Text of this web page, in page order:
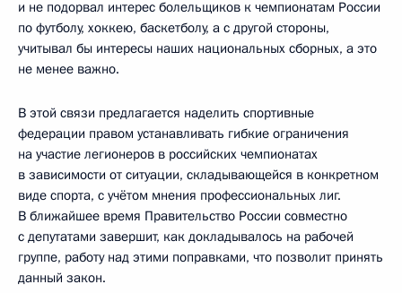
и не подорвал интерес болельщиков к чемпионатам России
по футболу, хоккею, баскетболу, а с другой стороны,
учитывал бы интересы наших национальных сборных, а это
не менее важно.
В этой связи предлагается наделить спортивные
федерации правом устанавливать гибкие ограничения
на участие легионеров в российских чемпионатах
в зависимости от ситуации, складывающейся в конкретном
виде спорта, с учётом мнения профессиональных лиг.
В ближайшее время Правительство России совместно
с депутатами завершит, как докладывалось на рабочей
группе, работу над этими поправками, что позволит принять
данный закон.